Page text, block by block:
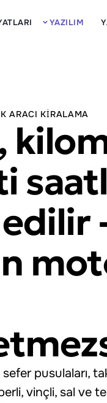
YAZILIM
ARACI KIRALAMA
sefer pusulaları,
vinçli, sal ve